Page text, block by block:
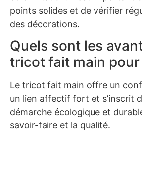
points solides et de vérifier
des décorations.
Quels sont les
tricot fait main pour
Le tricot fait main offre un
un lien affectif fort et s’inscrit
démarche écologique et
savoir-faire et la qualité.